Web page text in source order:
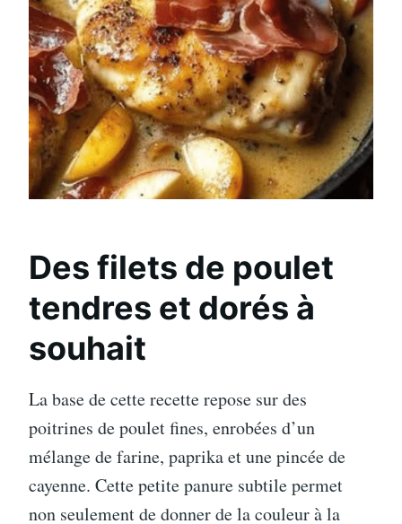
Des filets de poulet
tendres et dorés à
souhait
La base de cette recette repose sur des
poitrines de poulet fines, enrobées d’un
mélange de farine, paprika et une pincée de
cayenne. Cette petite panure subtile permet
non seulement de donner de la couleur à la